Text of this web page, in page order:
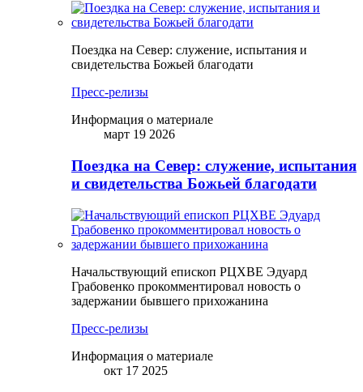
Поездка на Север: служение, испытания и
свидетельства Божьей благодати
Пресс-релизы
Информация о материале
март 19 2026
Поездка на Север: служение, испытания
и свидетельства Божьей благодати
Начальствующий епископ РЦХВЕ Эдуард
Грабовенко прокомментировал новость о
задержании бывшего прихожанина
Пресс-релизы
Информация о материале
окт 17 2025